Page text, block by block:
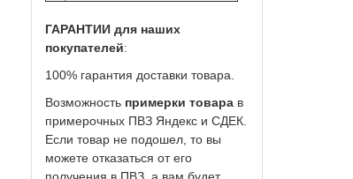
ГАРАНТИИ для наших
покупателей:
100% гарантия доставки товара.
Возможность примерки товарав
примерочных ПВЗ Яндекс и СДЕК.
Если товар не подошел, то вы
можете отказаться от его